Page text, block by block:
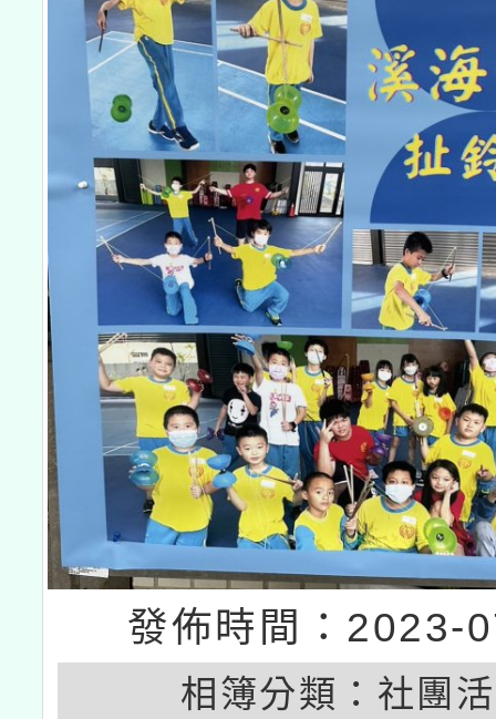
發佈時間：2023-
相簿分類： 社團